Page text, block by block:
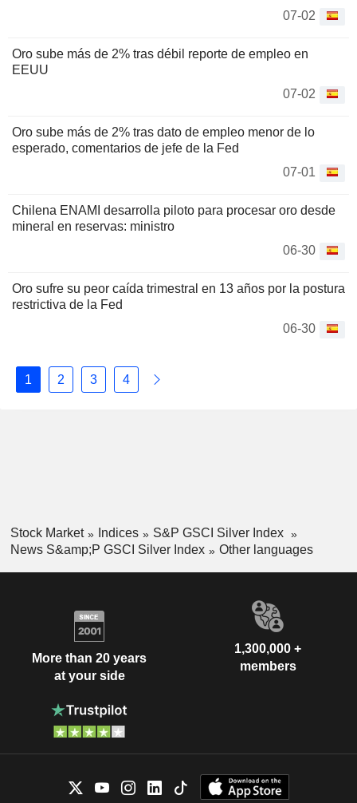
07-02
Oro sube más de 2% tras débil reporte de empleo en
EEUU
07-02
Oro sube más de 2% tras dato de empleo menor de lo
esperado, comentarios de jefe de la Fed
07-01
Chilena ENAMI desarrolla piloto para procesar oro desde
mineral en reservas: ministro
06-30
Oro sufre su peor caída trimestral en 13 años por la postura
restrictiva de la Fed
06-30
1 2 3 4
Stock Market Indices
S&P GSCI Silver Index
News S&amp;P GSCI Silver Index
Other languages
More than 20 years
at your side
1,300,000 +
members